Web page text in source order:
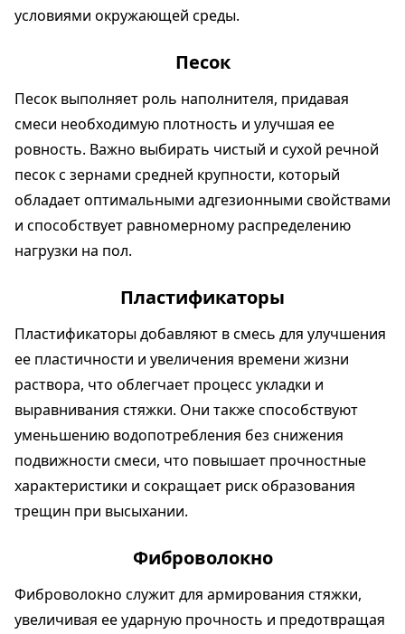
условиями окружающей среды.
Песок
Песок выполняет роль наполнителя, придавая
смеси необходимую плотность и улучшая ее
ровность. Важно выбирать чистый и сухой речной
песок с зернами средней крупности, который
обладает оптимальными адгезионными свойствами
и способствует равномерному распределению
нагрузки на пол.
Пластификаторы
Пластификаторы добавляют в смесь для улучшения
ее пластичности и увеличения времени жизни
раствора, что облегчает процесс укладки и
выравнивания стяжки. Они также способствуют
уменьшению водопотребления без снижения
подвижности смеси, что повышает прочностные
характеристики и сокращает риск образования
трещин при высыхании.
Фиброволокно
Фиброволокно служит для армирования стяжки,
увеличивая ее ударную прочность и предотвращая